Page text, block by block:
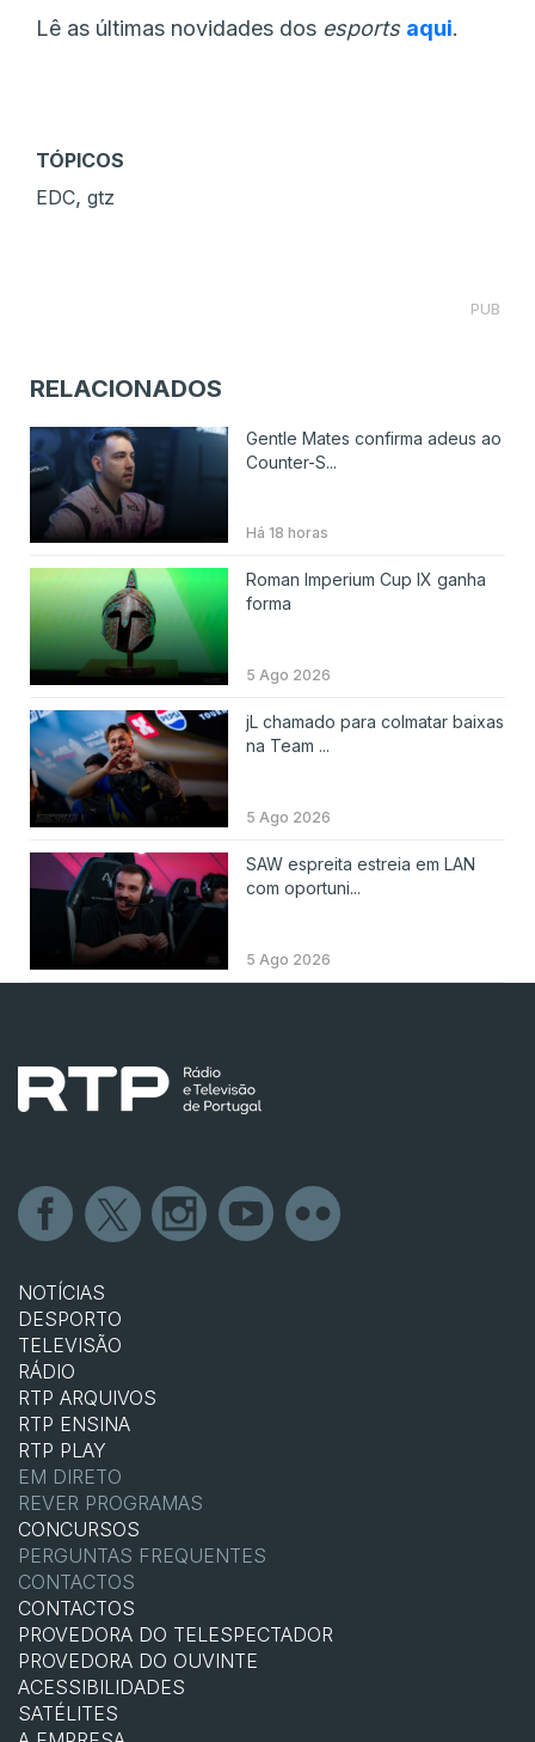
Lê as últimas novidades dos esports aqui.
TÓPICOS
EDC, gtz
PUB
RELACIONADOS
Gentle Mates confirma adeus ao
Counter-S...
Há 18 horas
Roman Imperium Cup IX ganha
forma
5 Ago 2026
jL chamado para colmatar baixas
na Team ...
5 Ago 2026
SAW espreita estreia em LAN
com oportuni...
5 Ago 2026
NOTÍCIAS
DESPORTO
TELEVISÃO
RÁDIO
RTP ARQUIVOS
RTP ENSINA
RTP PLAY
EM DIRETO
REVER PROGRAMAS
CONCURSOS
PERGUNTAS FREQUENTES
CONTACTOS
CONTACTOS
PROVEDORA DO TELESPECTADOR
PROVEDORA DO OUVINTE
ACESSIBILIDADES
SATÉLITES